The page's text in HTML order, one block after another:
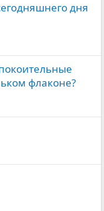
дня
флаконе?